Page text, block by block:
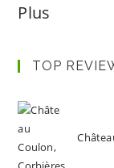
Plus
TOP